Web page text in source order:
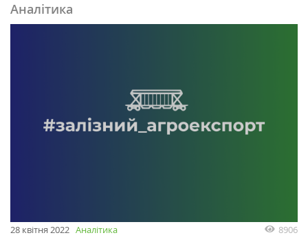
Аналітика
28 квітня 2022 Аналітика 8906